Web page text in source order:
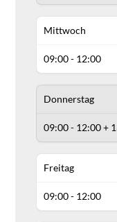
Mittwoch
09:00 - 12:00
Donnerstag
09:00 - 12:00 +
Freitag
09:00 - 12:00